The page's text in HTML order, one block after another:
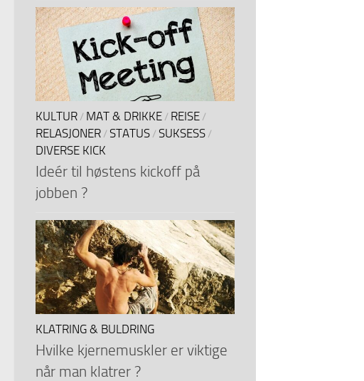
KULTUR / MAT & DRIKKE / REISE /
RELASJONER / STATUS / SUKSESS /
DIVERSE KICK
Ideér til høstens kickoff på
jobben ?
KLATRING & BULDRING
Hvilke kjernemuskler er viktige
når man klatrer ?